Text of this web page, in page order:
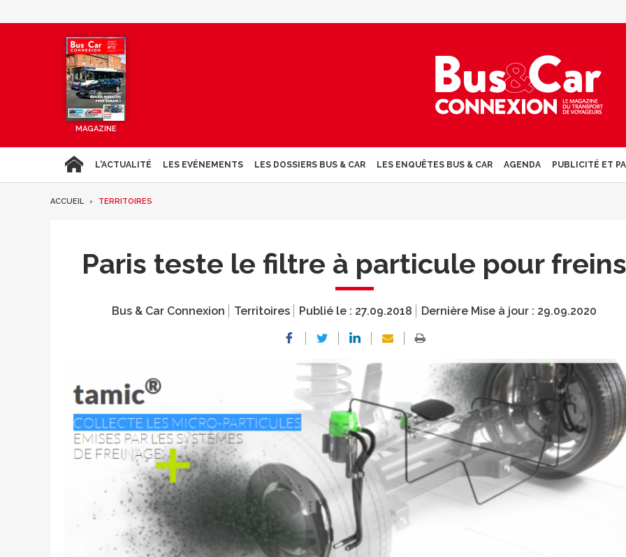
MAGAZINE
L'ACTUALITÉ LES EVÉNEMENTS LES DOSSIERS BUS & CAR LES ENQUÊTES BUS & CAR AGENDA PUBLICITÉ ET
ACCUEIL TERRITOIRES
Paris teste le filtre à particule pour freins
Bus & Car Connexion Territoires Publié le : 27.09.2018 Dernière Mise à jour : 29.09.2020